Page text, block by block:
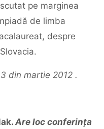
pe marginea
de limba
despre
din martie 2012 .
Are loc conferința